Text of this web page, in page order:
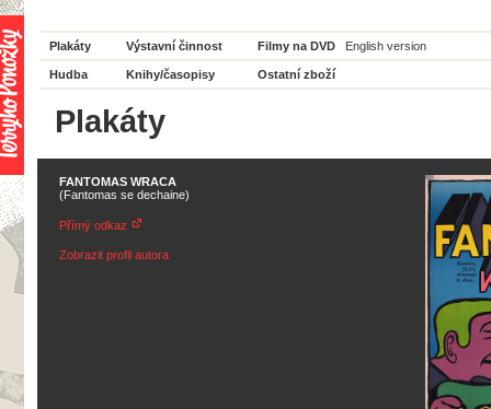
Plakáty Výstavní činnost Filmy na DVD English version
Hudba Knihy/časopisy Ostatní zboží
Plakáty
FANTOMAS WRACA
(Fantomas se dechaine)
Přímý odkaz
Zobrazit profil autora